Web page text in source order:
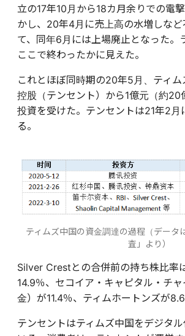
立の17年10月から18カ月余りでの電
かし、20年4月に売上高の水増しな
て、同年6月には上場廃止となった。
ここで終わったかに見えた。
これとほぼ同時期の20年5月、ティ
控股（テンセント）から1億元（約20
投資を受けた。テンセントは21年2月
る。
ティムズ中国の資金調達の過程（データ
査」より）
Silver Crestとの合併前の持ち株比率
14.9％、セコイア・キャピタル・チ
金）が11.4％、ティムホートンズが8.6
テンセントはティムズ中国をデジタ